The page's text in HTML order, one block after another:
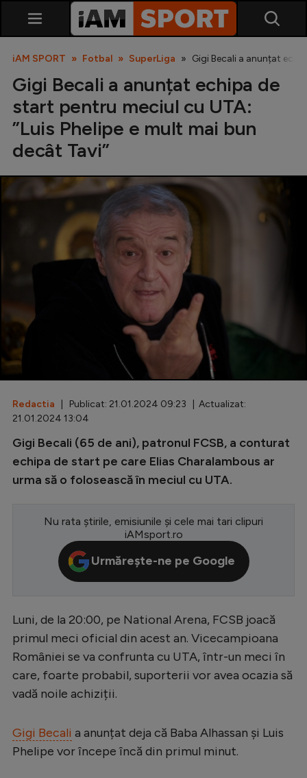
SuperLiga
Liga 2
Cupa României
Echipa Națională
Fotbal feminin
Diverse
Inedit
Clasamente
Champions League
Conference League
CM 2026
Premier League
Serie A
Bundesliga
Ligue 1
Starurile fotbalului
EURO 2024
iAM SPORT Fotbal SuperLiga Gigi Becali a anunțat
Gigi Becali a anunțat echipa de
start pentru meciul cu UTA:
”Luis Phelipe e mult mai bun
decât Tavi”
Redactia | Publicat: 21.01.2024 09:23 | Actualizat:
21.01.2024 13:04
Gigi Becali (65 de ani), patronul FCSB, a conturat
echipa de start pe care Elias Charalambous ar
urma să o folosească în meciul cu UTA.
Nu rata știrile, emisiunile și cele mai tari clipuri
iAMsport.ro
Urmărește-ne pe Google
Luni, de la 20:00, pe National Arena, FCSB joacă
primul meci oficial din acest an. Vicecampioana
României se va confrunta cu UTA, într-un meci în
care, foarte probabil, suporterii vor avea ocazia să
vadă noile achiziții.
Gigi Becali a anunțat deja că Baba Alhassan și Luis
Phelipe vor începe încă din primul minut.